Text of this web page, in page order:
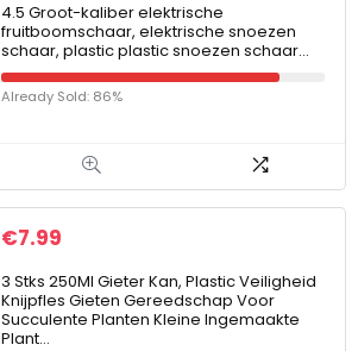
4.5 Groot-kaliber elektrische
fruitboomschaar, elektrische snoezen
schaar, plastic plastic snoezen schaar…
Already Sold: 86%
€7.99
3 Stks 250Ml Gieter Kan, Plastic Veiligheid
Knijpfles Gieten Gereedschap Voor
Succulente Planten Kleine Ingemaakte
Plant…